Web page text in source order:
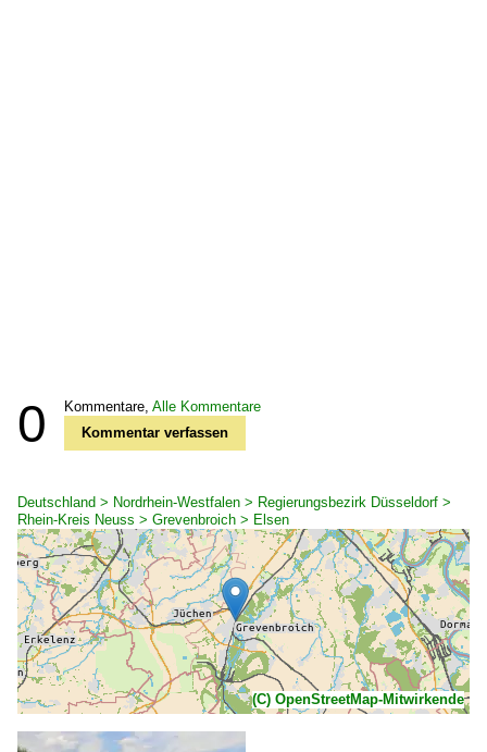
0 Kommentare, Alle Kommentare
Kommentar verfassen
Deutschland > Nordrhein-Westfalen > Regierungsbezirk Düsseldorf >
Rhein-Kreis Neuss > Grevenbroich > Elsen
(C) OpenStreetMap-Mitwirkende